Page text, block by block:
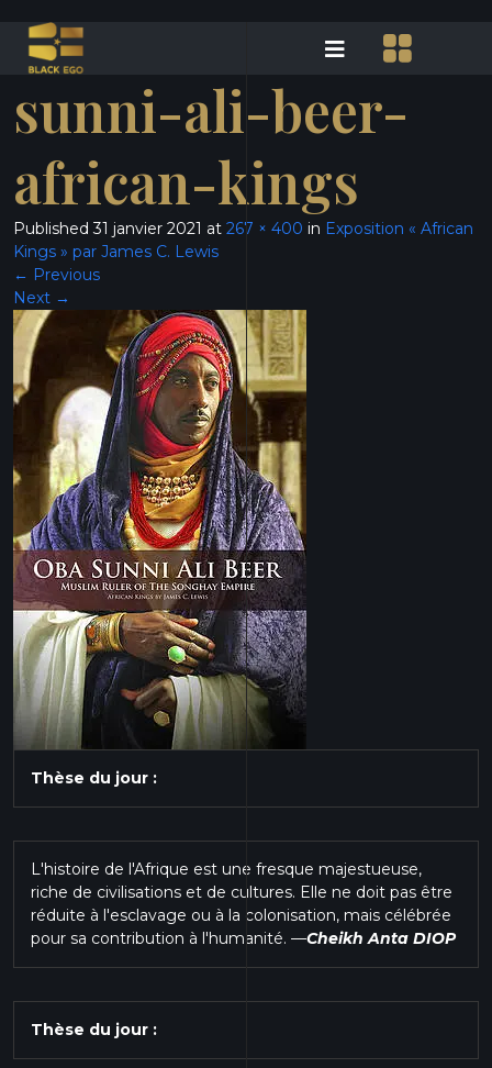
sunni-ali-beer-
african-kings
Published31 janvier 2021 at 267 × 400 in Exposition « African
Kings » par James C. Lewis
← Previous
Next →
Thèse du jour :
L'histoire de l'Afrique est une fresque majestueuse,
riche de civilisations et de cultures. Elle ne doit pas être
réduite à l'esclavage ou à la colonisation, mais célébrée
pour sa contribution à l'humanité. —Cheikh Anta DIOP
Thèse du jour :